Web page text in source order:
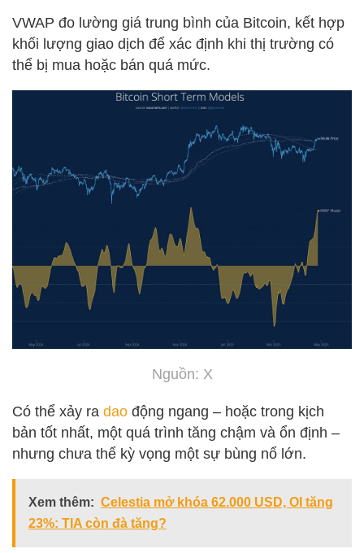
VWAP đo lường giá trung bình của Bitcoin, kết hợp
khối lượng giao dịch để xác định khi thị trường có
thể bị mua hoặc bán quá mức.
Nguồn: X
Có thể xảy ra dao động ngang – hoặc trong kịch
bản tốt nhất, một quá trình tăng chậm và ổn định –
nhưng chưa thể kỳ vọng một sự bùng nổ lớn.
Xem thêm: Celestia mở khóa 62.000 USD, OI tăng
23%: TIA còn đà tăng?